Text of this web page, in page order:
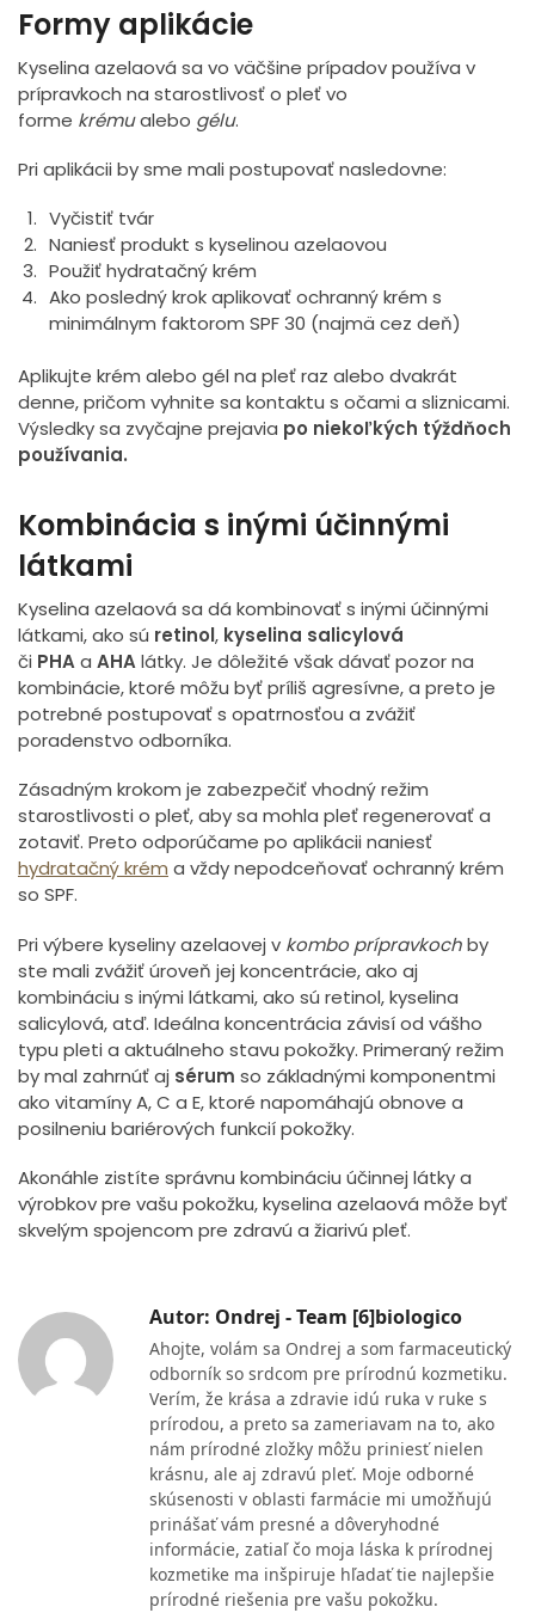
Formy aplikácie
Kyselina azelaová sa vo väčšine prípadov používa v
prípravkoch na starostlivosť o pleť vo
forme krémualebo gélu.
Pri aplikácii by sme mali postupovať nasledovne:
Vyčistiť tvár
Naniesť produkt s kyselinou azelaovou
Použiť hydratačný krém
Ako posledný krok aplikovať ochranný krém s
minimálnym faktorom SPF 30 (najmä cez deň)
Aplikujte krém alebo gél na pleť raz alebo dvakrát
denne, pričom vyhnite sa kontaktu s očami a sliznicami.
Výsledky sa zvyčajne prejavia po niekoľkých týždňoch
používania.
Kombinácia s inými účinnými
látkami
Kyselina azelaová sa dá kombinovať s inými účinnými
látkami, ako sú retinol, kyselina salicylová
či PHAa AHAlátky. Je dôležité však dávať pozor na
kombinácie, ktoré môžu byť príliš agresívne, a preto je
potrebné postupovať s opatrnosťou a zvážiť
poradenstvo odborníka.
Zásadným krokom je zabezpečiť vhodný režim
starostlivosti o pleť, aby sa mohla pleť regenerovať a
zotaviť. Preto odporúčame po aplikácii naniesť
hydratačný krém a vždy nepodceňovať ochranný krém
so SPF.
Pri výbere kyseliny azelaovej v kombo prípravkochby
ste mali zvážiť úroveň jej koncentrácie, ako aj
kombináciu s inými látkami, ako sú retinol, kyselina
salicylová, atď. Ideálna koncentrácia závisí od vášho
typu pleti a aktuálneho stavu pokožky. Primeraný režim
by mal zahrnúť aj sérum so základnými komponentmi
ako vitamíny A, C a E, ktoré napomáhajú obnove a
posilneniu bariérových funkcií pokožky.
Akonáhle zistíte správnu kombináciu účinnej látky a
výrobkov pre vašu pokožku, kyselina azelaová môže byť
skvelým spojencom pre zdravú a žiarivú pleť.
Autor: Ondrej - Team [6]biologico
Ahojte, volám sa Ondrej a som farmaceutický
odborník so srdcom pre prírodnú kozmetiku.
Verím, že krása a zdravie idú ruka v ruke s
prírodou, a preto sa zameriavam na to, ako
nám prírodné zložky môžu priniesť nielen
krásnu, ale aj zdravú pleť. Moje odborné
skúsenosti v oblasti farmácie mi umožňujú
prinášať vám presné a dôveryhodné
informácie, zatiaľ čo moja láska k prírodnej
kozmetike ma inšpiruje hľadať tie najlepšie
prírodné riešenia pre vašu pokožku.